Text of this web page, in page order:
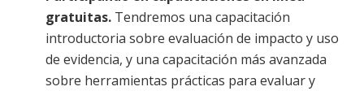
gratuitas. Tendremos una capacitación
introductoria sobre evaluación de impacto y uso
de evidencia, y una capacitación más avanzada
sobre herramientas prácticas para evaluar y